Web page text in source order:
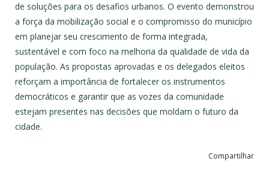
de soluções para os desafios urbanos. O evento demonstrou
a força da mobilização social e o compromisso do município
em planejar seu crescimento de forma integrada,
sustentável e com foco na melhoria da qualidade de vida da
população. As propostas aprovadas e os delegados eleitos
reforçam a importância de fortalecer os instrumentos
democráticos e garantir que as vozes da comunidade
estejam presentes nas decisões que moldam o futuro da
cidade.
Compartilhar